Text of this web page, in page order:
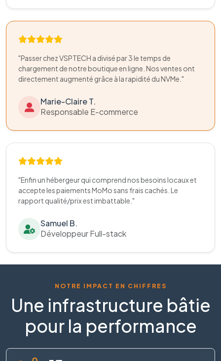
"Passer chez VSPTECH a divisé par 3 le temps de
chargement de notre boutique en ligne. Nos ventes ont
directement augmenté grâce à la rapidité du NVMe."
Marie-Claire T.
Responsable E-commerce
"Enfin un hébergeur qui comprend nos besoins locaux et
accepte les paiements MoMo sans frais cachés. Le
rapport qualité/prix est imbattable."
Samuel B.
Développeur Full-stack
NOTRE IMPACT EN CHIFFRES
Une infrastructure bâtie
pour la performance